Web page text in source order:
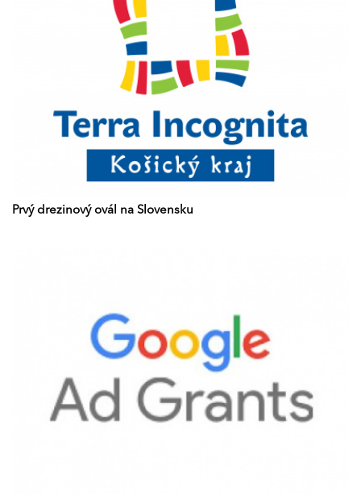
Prvý drezinový ovál na Slovensku